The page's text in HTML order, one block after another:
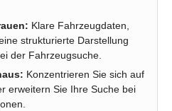
Klare Fahrzeugdaten,
strukturierte Darstellung
der Fahrzeugsuche.
Konzentrieren Sie sich auf
erweitern Sie Ihre Suche bei